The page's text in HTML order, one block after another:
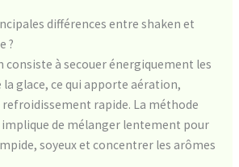
différences entre shaken et
?
consiste à secouer énergiquement les
la glace, ce qui apporte aération,
rapide. La méthode
de mélanger lentement pour
soyeux et concentrer les arômes